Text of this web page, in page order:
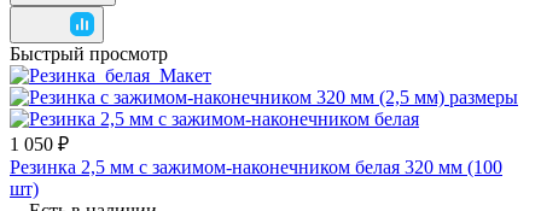
Быстрый просмотр
1 050 ₽
Резинка 2,5 мм с зажимом-наконечником белая 320 мм (100
шт)